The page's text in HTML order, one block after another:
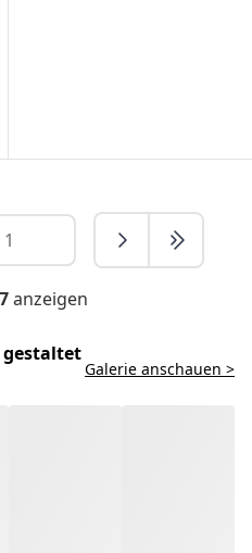
7anzeigen
gestaltet
Galerie anschauen >